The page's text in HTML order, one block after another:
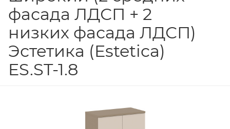
фасада ЛДСП + 2
низких фасада ЛДСП)
Эстетика (Estetica)
ES.ST-1.8